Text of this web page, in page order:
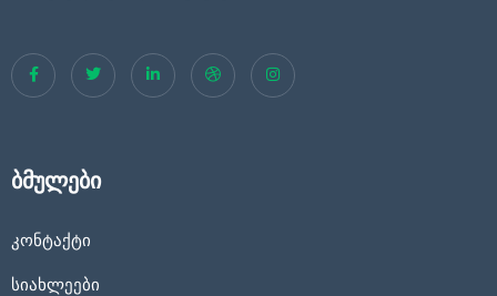
ბმულები
კონტაქტი
სიახლეები